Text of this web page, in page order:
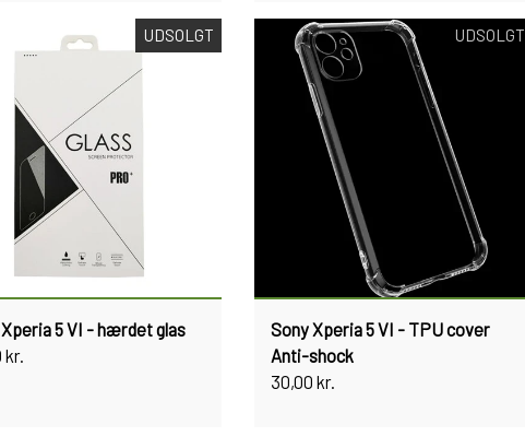
UDSOLGT
5 VI - hærdet glas
UDSOLGT
Sony Xperia 5 VI - TPU cover
Anti-shock
30,00 kr.